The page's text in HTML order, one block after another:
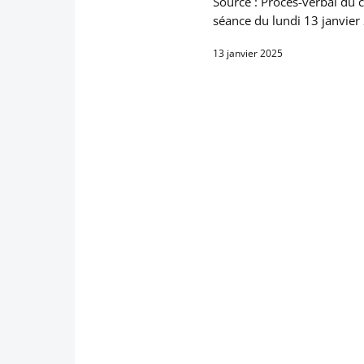
séance du lundi 13
13 janvier 2025